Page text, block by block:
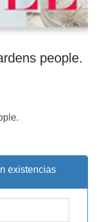
people.
existencias